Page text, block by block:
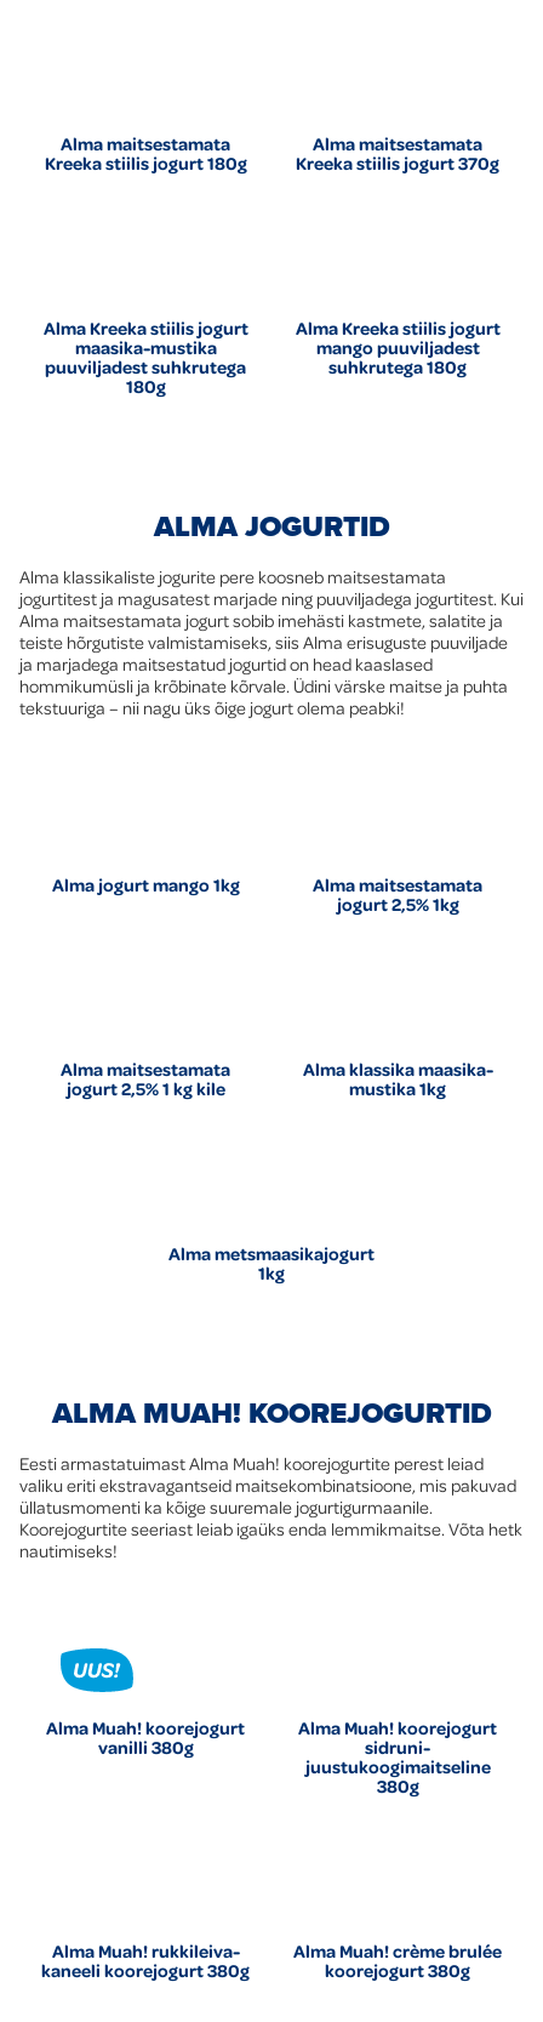
Alma maitsestamata
Kreeka stiilis jogurt 180g
Alma maitsestamata
Kreeka stiilis jogurt 370g
Alma Kreeka stiilis jogurt
maasika-mustika
puuviljadest suhkrutega
180g
Alma Kreeka stiilis jogurt
mango puuviljadest
suhkrutega 180g
ALMA JOGURTID
Alma klassikaliste jogurite pere koosneb maitsestamata
jogurtitest ja magusatest marjade ning puuviljadega jogurtitest. Kui
Alma maitsestamata jogurt sobib imehästi kastmete, salatite ja
teiste hõrgutiste valmistamiseks, siis Alma erisuguste puuviljade
ja marjadega maitsestatud jogurtid on head kaaslased
hommikumüsli ja krõbinate kõrvale. Üdini värske maitse ja puhta
tekstuuriga – nii nagu üks õige jogurt olema peabki!
Alma jogurt mango 1kg
Alma maitsestamata
jogurt 2,5% 1kg
Alma maitsestamata
jogurt 2,5% 1 kg kile
Alma klassika maasika-
mustika 1kg
Alma metsmaasikajogurt
1kg
ALMA MUAH! KOOREJOGURTID
Eesti armastatuimast Alma Muah! koorejogurtite perest leiad
valiku eriti ekstravagantseid maitsekombinatsioone, mis pakuvad
üllatusmomenti ka kõige suuremale jogurtigurmaanile.
Koorejogurtite seeriast leiab igaüks enda lemmikmaitse. Võta hetk
nautimiseks!
Alma Muah! koorejogurt
vanilli 380g
Alma Muah! koorejogurt
sidruni-
juustukoogimaitseline
380g
Alma Muah! rukkileiva-
kaneeli koorejogurt 380g
Alma Muah! crème brulée
koorejogurt 380g